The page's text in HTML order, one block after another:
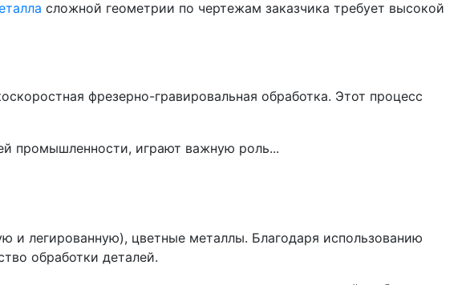
сложной геометрии по чертежам заказчика требует высокой
фрезерно-гравировальная обработка. Этот процесс
и легированную), цветные металлы. Благодаря использованию
обработки деталей.